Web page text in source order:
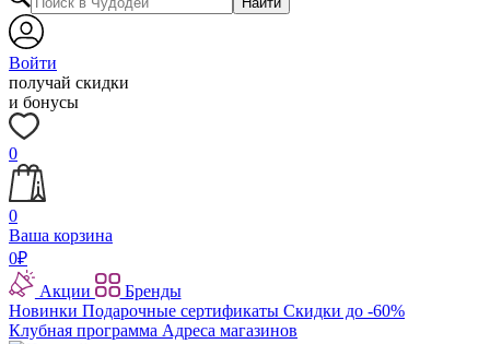
Войти
получай скидки
и бонусы
0
0
Ваша корзина
0₽
Акции
Бренды
Новинки Подарочные сертификаты Скидки до -60%
Клубная программа Адреса магазинов